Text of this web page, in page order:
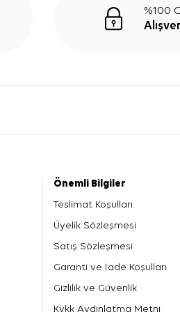
%100
Önemli Bilgiler
Teslimat Koşulları
Üyelik Sözleşmesi
Satış Sözleşmesi
Garanti ve İade Koşulları
Gizlilik ve Güvenlik
Kvkk Aydınlatma Metni